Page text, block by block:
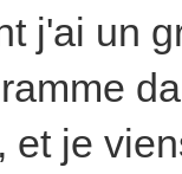
j'ai un
et je